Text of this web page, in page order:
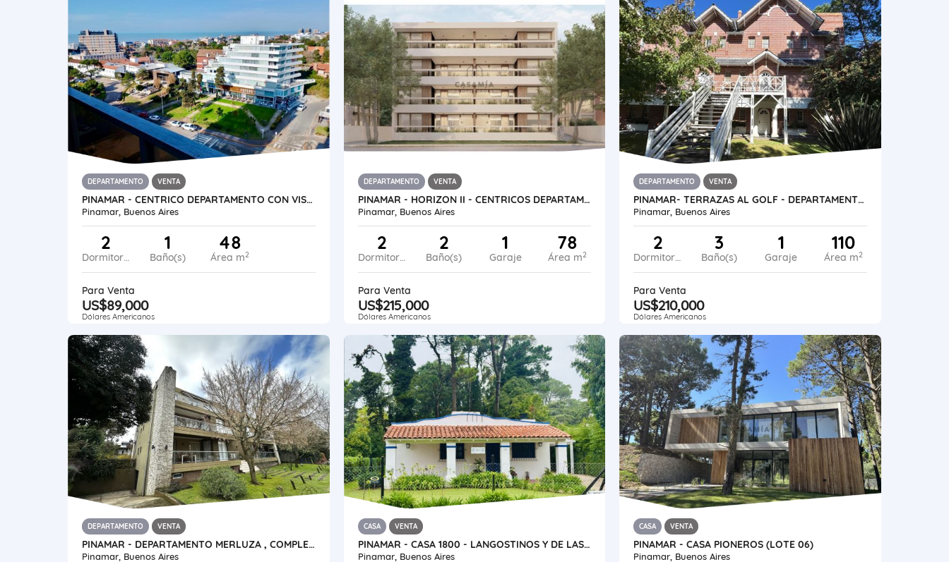
DEPARTAMENTO VENTA
PINAMAR - CENTRICO DEPARTAMENTO CON VISTA AL MAR
Pinamar, Buenos Aires
2
Dormitorios
1
Baño(s)
48
Área m2
Para Venta
US$89,000
Dólares Americanos
DEPARTAMENTO VENTA
PINAMAR - HORIZON II - CENTRICOS DEPARTAMENTOS PREMIUM
Pinamar, Buenos Aires
2
Dormitorios
2
Baño(s)
1
Garaje
78
Área m2
Para Venta
US$215,000
Dólares Americanos
DEPARTAMENTO VENTA
PINAMAR- TERRAZAS AL GOLF - DEPARTAMENTO EN DUPLEX
Pinamar, Buenos Aires
2
Dormitorios
3
Baño(s)
1
Garaje
110
Área m2
Para Venta
US$210,000
Dólares Americanos
DEPARTAMENTO VENTA
PINAMAR - DEPARTAMENTO MERLUZA , COMPLEJO CON PILETA
Pinamar, Buenos Aires
CASA VENTA
PINAMAR - CASA 1800 - LANGOSTINOS Y DE LAS ARTES
Pinamar, Buenos Aires
CASA VENTA
PINAMAR - CASA PIONEROS (LOTE 06)
Pinamar, Buenos Aires